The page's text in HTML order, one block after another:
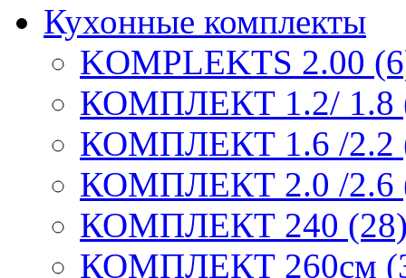
Кухонные комплекты
KOMPLEKTS 2.00
КОМПЛЕКТ 1.2/ 1.8
КОМПЛЕКТ 1.6 /2.2
КОМПЛЕКТ 2.0 /2.6
КОМПЛЕКТ 240
КОМПЛЕКТ 260см